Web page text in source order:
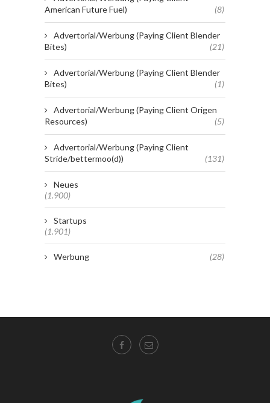
American Future Fuel)
(8)
Advertorial/Werbung (Paying Client Blender
Bites)
(21)
Advertorial/Werbung (Paying Client Blender
Bites)
(1)
Advertorial/Werbung (Paying Client Origen
Resources)
(5)
Advertorial/Werbung (Paying Client
Stride/bettermoo(d))
(131)
Neues
(1.900)
Startups
(1.901)
Werbung (28)